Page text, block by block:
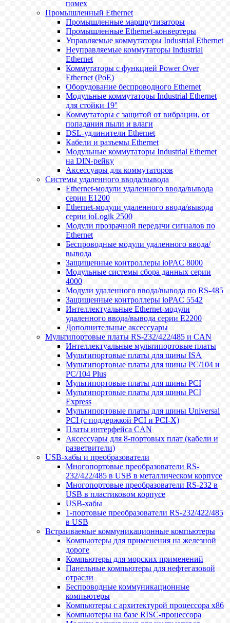
помех
Промышленный Ethernet
Промышленные маршрутизаторы
Промышленные Ethernet-конвертеры
Управляемые коммутаторы Industrial Ethernet
Неуправляемые коммутаторы Industrial
Ethernet
Коммутаторы с функцией Power Over
Ethernet (PoE)
Оборудование беспроводного Ethernet
Модульные коммутаторы Industrial Ethernet
для стойки 19''
Коммутаторы с защитой от вибрации, от
попадания пыли и влаги
DSL-удлинители Ethernet
Кабели и разъемы Ethernet
Модульные коммутаторы Industrial Ethernet
на DIN-рейку
Аксессуары для коммутаторов
Системы удаленного ввода/вывода
Ethernet-модули удаленного ввода/вывода
серии E1200
Ethernet-модули удаленного ввода/вывода
серии ioLogik 2500
Модули прозрачной передачи сигналов по
Ethernet
Беспроводные модули удаленного ввода/
вывода
Защищенные контроллеры ioPAC 8000
Модульные системы сбора данных серии
4000
Модули удаленного ввода/вывода по RS-485
Защищенные контроллеры ioPAC 5542
Интеллектуальные Ethernet-модули
удаленного ввода/вывода серии E2200
Дополнительные аксессуары
Мультипортовые платы RS-232/422/485 и CAN
Интеллектуальные мультипортовые платы
Мультипортовые платы для шины ISA
Мультипортовые платы для шины PC/104 и
PC/104 Plus
Мультипортовые платы для шины PCI
Мультипортовые платы для шины PCI
Express
Мультипортовые платы для шины Universal
PCI (с поддержкой PCI и PCI-X)
Платы интерфейса CAN
Аксессуары для 8-портовых плат (кабели и
разветвители)
USB-хабы и преобразователи
Многопортовые преобразователи RS-
232/422/485 в USB в металлическом корпусе
Многопортовые преобразователи RS-232 в
USB в пластиковом корпусе
USB-хабы
1-портовые преобразователи RS-232/422/485
в USB
Встраиваемые коммуникационные компьютеры
Компьютеры для применения на железной
дороге
Компьютеры для морских применений
Панельные компьютеры для нефтегазовой
отрасли
Беспроводные коммуникационные
компьютеры
Компьютеры с архитектурой процессора x86
Компьютеры на базе RISC-процессора